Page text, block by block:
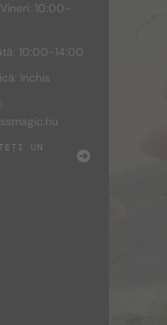
10:00-
10:00-14:00
închis
UN